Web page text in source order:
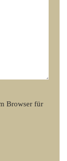
Browser für